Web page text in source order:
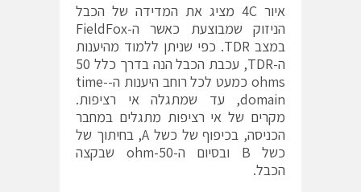
איור 4C מציג את המדידה של הכבל
הניזוק שמבוצעת כאשר ה-FieldFox
במצב TDR. כפי שניתן ללמוד מהיענות
ה-TDR, עכבת הכבל הנה בדרך כלל 50
ohms כמעט לכל רוחב היענות ה-time-
domain, עד שמתגלה אי רציפות.
מקרים של אי רציפות מתגלים במחבר
הכניסה, בכיפוף של כשל A, בחיתוך של
כשל B ובסיום ה-50-ohm שבקצה
הכבל.